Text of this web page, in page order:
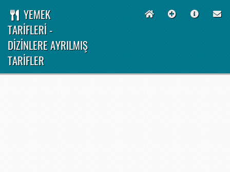
YEMEK
TARİFLERİ -
DİZİNLERE AYRILMIŞ
TARİFLER